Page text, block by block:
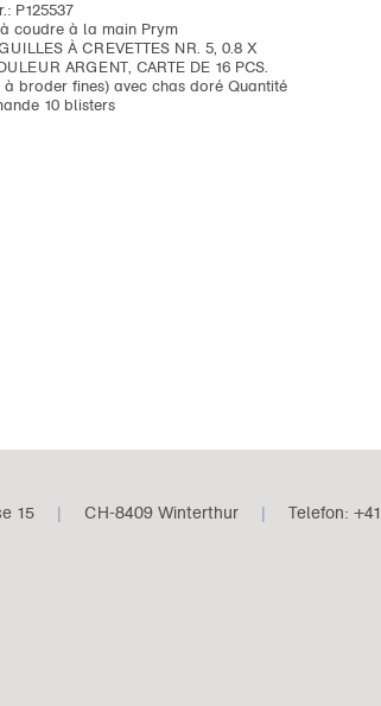
P125537
coudre à la main Prym
À CREVETTES NR. 5, 0.8 X
ARGENT, CARTE DE 16 PCS.
à broder fines) avec chas doré Quantité
10 blisters
15 | CH-8409 Winterthur | Telefon: